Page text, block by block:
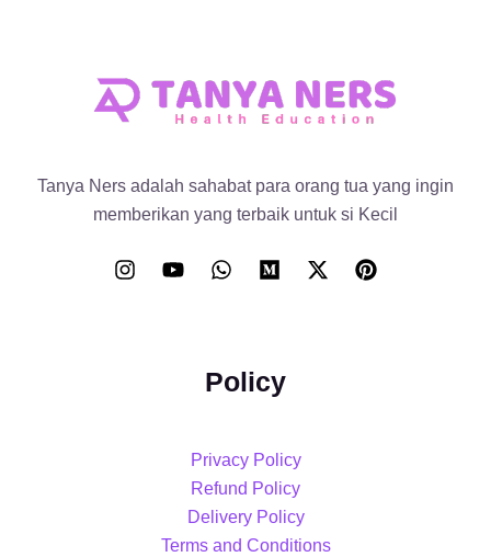
Tanya Ners adalah sahabat para orang tua yang ingin
memberikan yang terbaik untuk si Kecil
Policy
Privacy Policy
Refund Policy
Delivery Policy
Terms and Conditions